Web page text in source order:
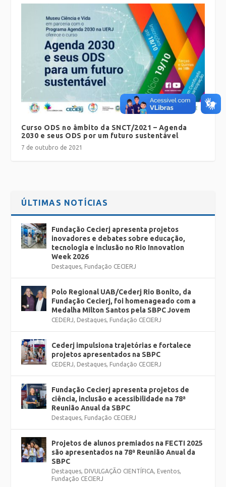
Curso ODS no âmbito da SNCT/2021 – Agenda
2030 e seus ODS por um futuro sustentável
7 de outubro de 2021
ÚLTIMAS NOTÍCIAS
Fundação Cecierj apresenta projetos
inovadores e debates sobre educação,
tecnologia e inclusão no Rio Innovation
Week 2026
Destaques, Fundação CECIERJ
Polo Regional UAB/Cederj Rio Bonito, da
Fundação Cecierj, foi homenageado com a
Medalha Milton Santos pela SBPC Jovem
CEDERJ, Destaques, Fundação CECIERJ
Cederj impulsiona trajetórias e fortalece
projetos apresentados na SBPC
CEDERJ, Destaques, Fundação CECIERJ
Fundação Cecierj apresenta projetos de
ciência, inclusão e acessibilidade na 78ª
Reunião Anual da SBPC
Destaques, Fundação CECIERJ
Projetos de alunos premiados na FECTI 2025
são apresentados na 78ª Reunião Anual da
SBPC
Destaques, DIVULGAÇÃO CIENTÍFICA, Eventos,
Fundação CECIERJ